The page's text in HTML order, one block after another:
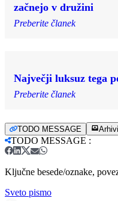
začnejo v družini
Preberite članek
Največji luksuz tega
Preberite članek
TODO MESSAGE
TODO MESSAGE :
Ključne besede/oznake,
Sveto pismo